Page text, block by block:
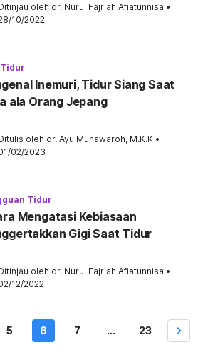
oleh dr. Nurul Fajriah Afiatunnisa •
10/2022
Inemuri, Tidur Siang Saat
ala Orang Jepang
oleh dr. Ayu Munawaroh, M.K.K •
02/2023
Tidur
Mengatasi Kebiasaan
Gigi Saat Tidur
oleh dr. Nurul Fajriah Afiatunnisa •
12/2022
5 6 7 ... 23